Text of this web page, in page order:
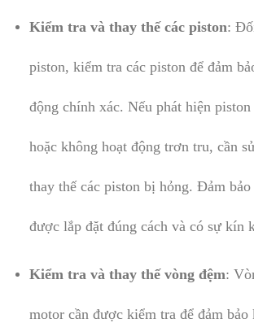
Kiểm tra và thay thế các piston:
piston, kiểm tra các piston để đảm
động chính xác. Nếu phát hiện
hoặc không hoạt động trơn tru, cần
thay thế các piston bị hỏng. Đảm
được lắp đặt đúng cách và có sự kín
Kiểm tra và thay thế vòng đệm:
motor cần được kiểm tra để đảm